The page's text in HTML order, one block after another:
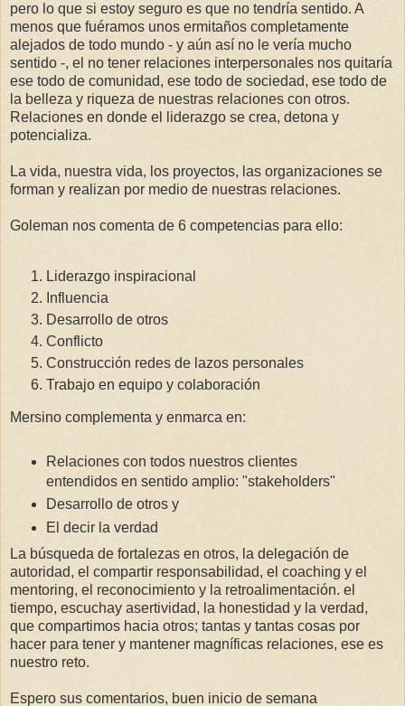
pero lo que si estoy seguro es que no tendría sentido. A
menos que fuéramos unos ermitaños completamente
alejados de todo mundo - y aún así no le vería mucho
sentido -, el no tener relaciones interpersonales nos quitaría
ese todo de comunidad, ese todo de sociedad, ese todo de
la belleza y riqueza de nuestras relaciones con otros.
Relaciones en donde el liderazgo se crea, detona y
potencializa.
La vida, nuestra vida, los proyectos, las organizaciones se
forman y realizan por medio de nuestras relaciones.
Goleman nos comenta de 6 competencias para ello:
Liderazgo inspiracional
Influencia
Desarrollo de otros
Conflicto
Construcción redes de lazos personales
Trabajo en equipo y colaboración
Mersino complementa y enmarca en:
Relaciones con todos nuestros clientes
entendidos en sentido amplio: "stakeholders"
Desarrollo de otros y
El decir la verdad
La búsqueda de fortalezas en otros, la delegación de
autoridad, el compartir responsabilidad, el coaching y el
mentoring, el reconocimiento y la retroalimentación. el
tiempo, escuchay asertividad, la honestidad y la verdad,
que compartimos hacia otros; tantas y tantas cosas por
hacer para tener y mantener magníficas relaciones, ese es
nuestro reto.
Espero sus comentarios, buen inicio de semana